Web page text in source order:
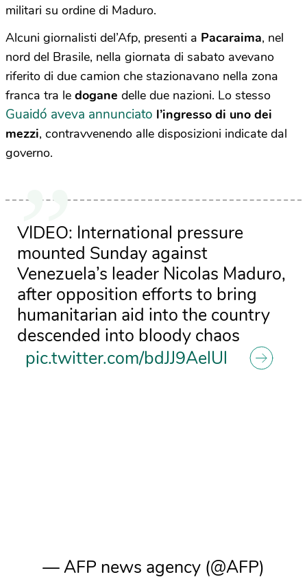
militari su ordine di Maduro.
Alcuni giornalisti del’Afp, presenti a Pacaraima, nel
nord del Brasile, nella giornata di sabato avevano
riferito di due camion che stazionavano nella zona
franca tra le dogane delle due nazioni. Lo stesso
Guaidó aveva annunciato l’ingresso di uno dei
mezzi, contravvenendo alle disposizioni indicate dal
governo.
VIDEO: International pressure
mounted Sunday against
Venezuela’s leader Nicolas Maduro,
after opposition efforts to bring
humanitarian aid into the country
descended into bloody chaos
pic.twitter.com/bdJJ9AelUl
— AFP news agency (@AFP)